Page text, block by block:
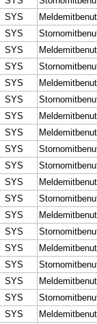
SYS
SYS
SYS
SYS
SYS
SYS
SYS
SYS
SYS
SYS
SYS
SYS
SYS
SYS
SYS
SYS
SYS
SYS
SYS